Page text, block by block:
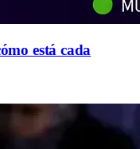
está cada